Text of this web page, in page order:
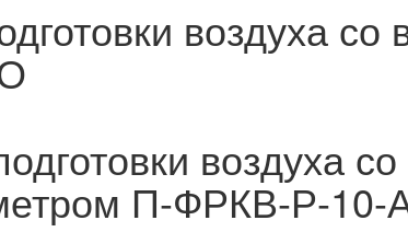
воздуха
воздуха
П-ФРКВ-Р-10-